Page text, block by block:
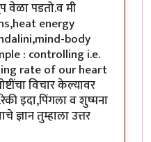
वेळा पडतो.व मी
energy
body
: controlling i.e.
rate of our heart
विचार केल्यावर
इदा,पिंगला व शुष्मना
ज्ञान तुम्हाला उत्तर